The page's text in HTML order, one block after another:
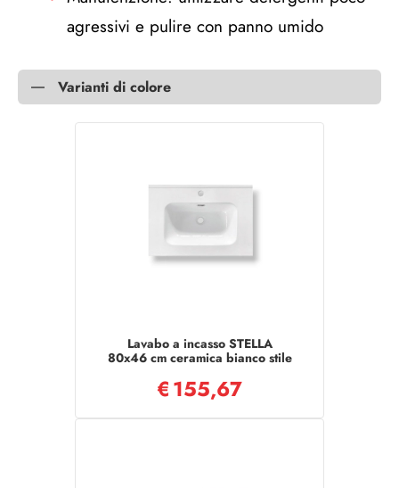
agressivi e pulire con panno umido
Varianti di colore
Lavabo a incasso STELLA
80x46 cm ceramica bianco stile
€155,67